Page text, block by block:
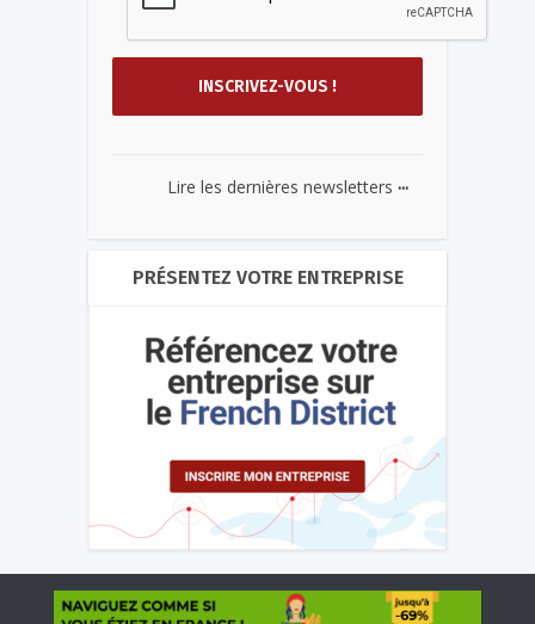
Lire les dernières newsletters ...
PRÉSENTEZ VOTRE ENTREPRISE